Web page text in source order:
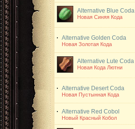
Alternative Blue Coda
Новая Синяя Кода
Alternative Golden Coda
Новая Золотая Кода
Alternative Lute Coda
Новая Кода Лютни
Alternative Desert Coda
Новая Пустынная Кода
Alternative Red Cobol
Новый Красный Кобол